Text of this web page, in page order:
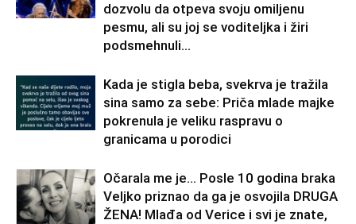
dozvolu da otpeva svoju omiljenu
pesmu, ali su joj se voditeljka i žiri
podsmehnuli...
Kada je stigla beba, svekrva je tražila
sina samo za sebe: Priča mlade majke
pokrenula je veliku raspravu o
granicama u porodici
Očarala me je… Posle 10 godina braka
Veljko priznao da ga je osvojila DRUGA
ŽENA! Mlađa od Verice i svi je znate,